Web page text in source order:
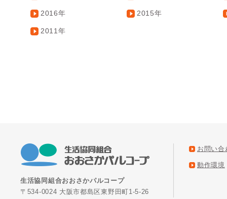
2016年 2015年
2011年
生活協同組合おおさかパルコープ
〒534-0024 大阪市都島区東野田町1-5-26
お問い合
動作環境